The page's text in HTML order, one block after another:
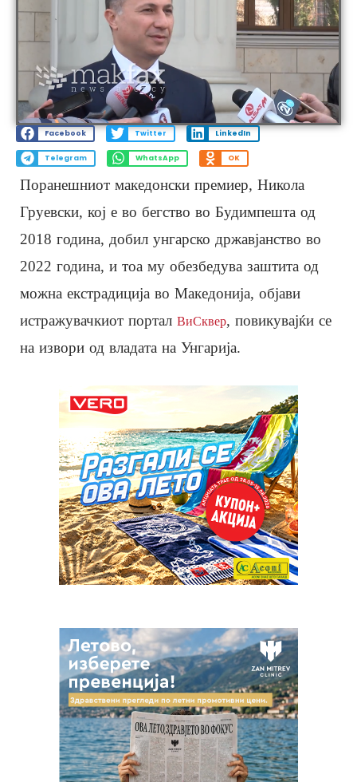
Facebook Twitter LinkedIn
Telegram WhatsApp OK
Поранешниот македонски премиер, Никола
Груевски, кој е во бегство во Будимпешта од
2018 година, добил унгарско државјанство во
2022 година, и тоа му обезбедува заштита од
можна екстрадиција во Македонија, објави
истражувачкиот портал ВиСквер, повикувајќи се
на извори од владата на Унгарија.